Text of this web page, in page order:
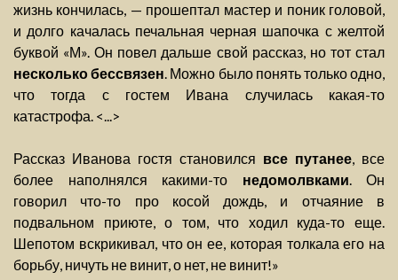
жизнь кончилась, — прошептал мастер и поник головой,
и долго качалась печальная черная шапочка с желтой
буквой «М». Он повел дальше свой рассказ, но тот стал
несколько бессвязен. Можно было понять только одно,
что тогда с гостем Ивана случилась какая-то
катастрофа. <...>
Рассказ Иванова гостя становился все путанее, все
более наполнялся какими-то недомолвками. Он
говорил что-то про косой дождь, и отчаяние в
подвальном приюте, о том, что ходил куда-то еще.
Шепотом вскрикивал, что он ее, которая толкала его на
борьбу, ничуть не винит, о нет, не винит!»